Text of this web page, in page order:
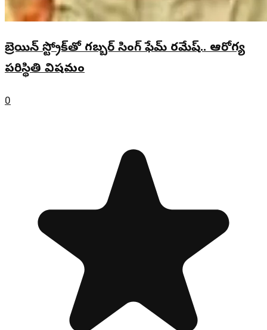
బ్రెయిన్ స్ట్రోక్‌తో గబ్బర్ సింగ్ ఫేమ్ రమేష్.. ఆరోగ్య
పరిస్థితి విషమం
0